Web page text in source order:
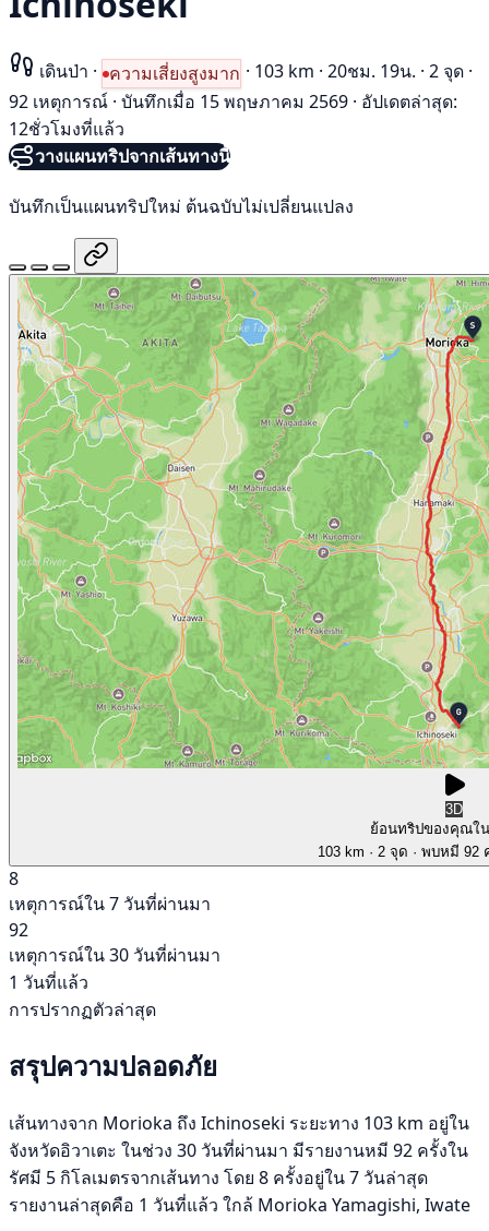
เดินป่า · ความเสี่ยงสูงมาก · 103 km · 20ชม. 19น. · 2 จุด ·
92 เหตุการณ์ · บันทึกเมื่อ 15 พฤษภาคม 2569 · อัปเดตล่าสุด:
12ชั่วโมงที่แล้ว
วางแผนทริปจากเส้นทางนี้
บันทึกเป็นแผนทริปใหม่ ต้นฉบับไม่เปลี่ยนแปลง
3D
ย้อนทริปของคุณใ
103 km · 2 จุด · พบหมี 92
8
เหตุการณ์ใน 7 วันที่ผ่านมา
92
เหตุการณ์ใน 30 วันที่ผ่านมา
1 วันที่แล้ว
การปรากฏตัวล่าสุด
สรุปความปลอดภัย
เส้นทางจาก Morioka ถึง Ichinoseki ระยะทาง 103 km อยู่ใน
จังหวัดอิวาเตะ ในช่วง 30 วันที่ผ่านมา มีรายงานหมี 92 ครั้งใน
รัศมี 5 กิโลเมตรจากเส้นทาง โดย 8 ครั้งอยู่ใน 7 วันล่าสุด
รายงานล่าสุดคือ 1 วันที่แล้ว ใกล้ Morioka Yamagishi, Iwate